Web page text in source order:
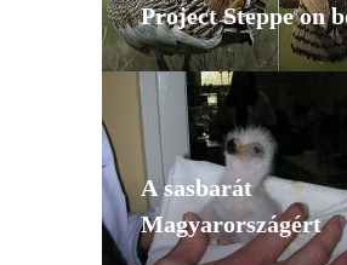
Project Steppe on
A sasbarát
Magyarországért